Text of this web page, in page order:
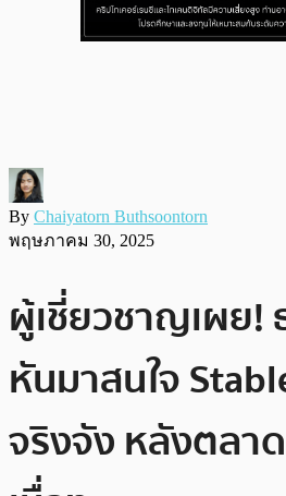
By Chaiyatorn Buthsoontorn
พฤษภาคม 30, 2025
ผู้เชี่ยวชาญเผย!
หันมาสนใจ
จริงจัง หลังตลา